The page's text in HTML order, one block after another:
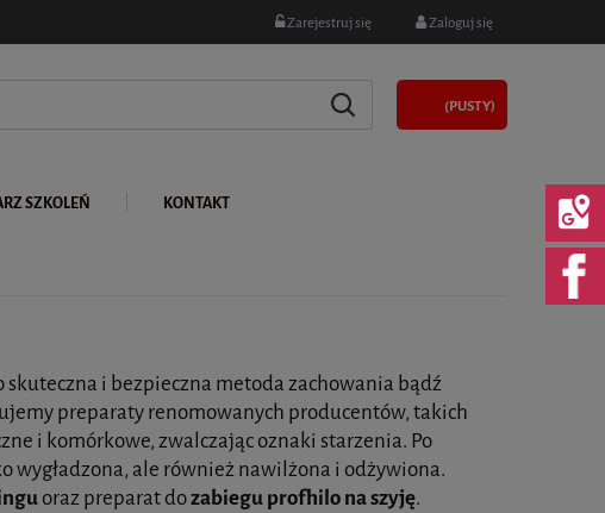
Zarejestruj się Zaloguj się
(PUSTY)
SZKOLEŃ KONTAKT
skuteczna i bezpieczna metoda zachowania bądź
preparaty renomowanych producentów, takich
i komórkowe, zwalczając oznaki starzenia. Po
ale również nawilżona i odżywiona.
oraz preparat dozabiegu profhilo na szyję.